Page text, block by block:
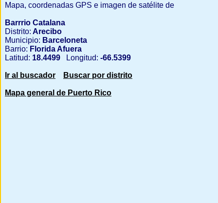
Mapa, coordenadas GPS e imagen de satélite de
Barrrio Catalana
Distrito: Arecibo
Municipio: Barceloneta
Barrio: Florida Afuera
Latitud: 18.4499 Longitud: -66.5399
Ir al buscador Buscar por distrito
Mapa general de Puerto Rico